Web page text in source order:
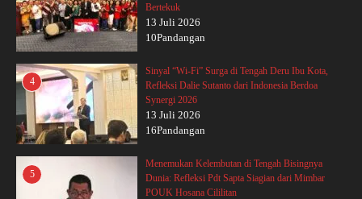
Bertekuk
13 Juli 2026
10Pandangan
4
Sinyal “Wi-Fi” Surga di Tengah Deru Ibu Kota,
Refleksi Dalie Sutanto dari Indonesia Berdoa
Synergi 2026
13 Juli 2026
16Pandangan
5
Menemukan Kelembutan di Tengah Bisingnya
Dunia: Refleksi Pdt Sapta Siagian dari Mimbar
POUK Hosana Cililitan